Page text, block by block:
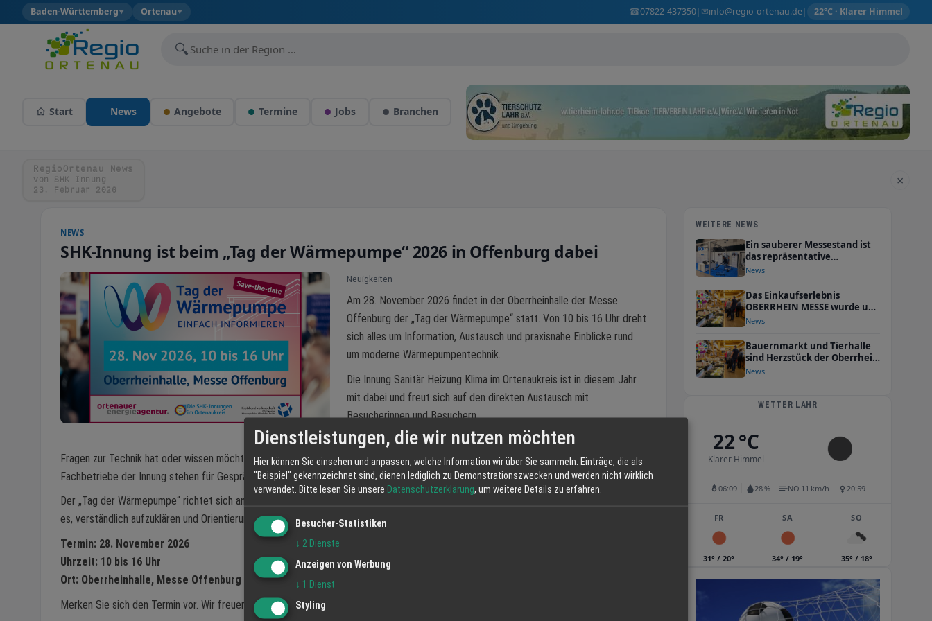
Baden-Württemberg▼ Ortenau▼ ☎07822-437350| ✉info@regio-ortenau.de| 22°C · Klarer Himmel
🔍
Start News Angebote Termine Jobs Branchen
RegioOrtenau News
von SHK Innung
23. Februar 2026
×
NEWS
SHK-Innung ist beim „Tag der Wärmepumpe“ 2026 in Offenburg dabei
Neuigkeiten
Am 28. November 2026 findet in der Oberrheinhalle der Messe
Offenburg der „Tag der Wärmepumpe“ statt. Von 10 bis 16 Uhr dreht
sich alles um Information, Austausch und praxisnahe Einblicke rund
um moderne Wärmepumpentechnik.
Die Innung Sanitär Heizung Klima im Ortenaukreis ist in diesem Jahr
mit dabei und freut sich auf den direkten Austausch mit
Besucherinnen und Besuchern.
Wer sich mit dem Gedanken trägt, eine Wärmepumpe einzubauen,
Fragen zur Technik hat oder wissen möchte, welche Lösungen im Bestand sinnvoll sind, bekommt hier Antworten aus erster Hand.
Fachbetriebe der Innung stehen für Gespräche bereit und geben einen realistischen Überblick zu Planung, Einbau und Betrieb.
Der „Tag der Wärmepumpe“ richtet sich an Hauseigentümer, Bauinteressierte und alle, die sich fundiert informieren möchten. Ziel ist
es, verständlich aufzuklären und Orientierung zu geben – ohne Fachchinesisch.
Termin: 28. November 2026
Uhrzeit: 10 bis 16 Uhr
Ort: Oberrheinhalle, Messe Offenburg
Merken Sie sich den Termin vor. Wir freuen uns auf Ihren Besuch.
WEITERE NEWS
Ein sauberer Messestand ist
das repräsentative
Aushängeschild
News
Das Einkaufserlebnis
OBERRHEIN MESSE wurde um
die EDEKA-ARENA erweitert.
News
Bauernmarkt und Tierhalle
sind Herzstück der Oberrhein
Messe
News
WETTER LAHR
22 °C
Klarer Himmel
06:09 28 % NO 11 km/h 20:59
FR
31° / 20°
SA
34° / 19°
SO
35° / 18°
Dienstleistungen, die wir nutzen möchten
Hier können Sie einsehen und anpassen, welche Information wir über Sie sammeln. Einträge, die als
"Beispiel" gekennzeichnet sind, dienen lediglich zu Demonstrationszwecken und werden nicht wirklich
verwendet. Bitte lesen Sie unsere Datenschutzerklärung, um weitere Details zu erfahren.
Besucher-Statistiken
↓ 2 Dienste
Anzeigen von Werbung
↓ 1 Dienst
Styling